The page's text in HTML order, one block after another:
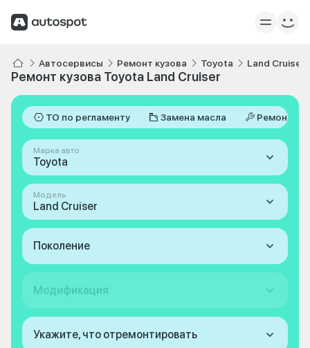
Автосервисы Ремонт кузова Toyota Land Cruiser
Ремонт кузова Toyota Land Cruiser
ТО по регламенту Замена масла Ремонт
Марка авто
Toyota
Модель
Land Cruiser
Поколение
Модификация
Укажите, что отремонтировать